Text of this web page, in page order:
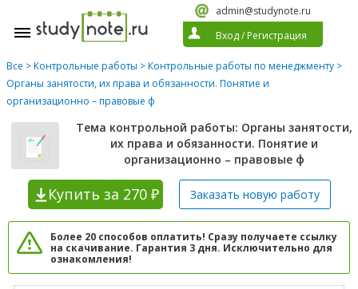
admin@studynote.ru
Вход/ Регистрация
Все >Контрольные работы >Контрольные работы по менеджменту >
Органы занятости, их права и обязанности. Понятие и
организационно – правовые ф
Тема контрольной работы: Органы занятости,
их права и обязанности. Понятие и
организационно – правовые ф
Купить за 270 ₽ Заказать новую работу
Более 20 способов оплатить! Сразу получаете ссылку
на скачивание. Гарантия 3 дня. Исключительно для
ознакомления!